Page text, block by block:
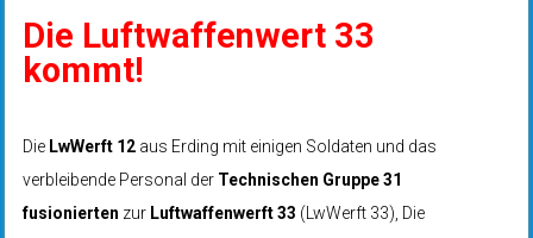
Die Luftwaffenwert 33
kommt!
Die LwWerft 12 aus Erding mit einigen Soldaten und das
verbleibende Personal der Technischen Gruppe 31
fusionierten zur Luftwaffenwerft 33 (LwWerft 33), Die